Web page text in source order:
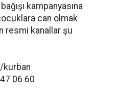
kampanyasına
can olmak
resmi kanallar şu
06 60